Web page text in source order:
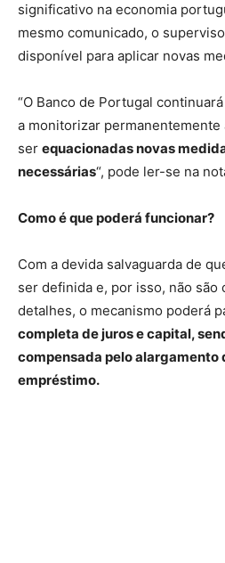
significativo na economia
mesmo comunicado, o
disponível para aplicar novas
“O Banco de Portugal continuará
a monitorizar permanentemente
ser equacionadas novas
necessárias“, pode ler-se na
Como é que poderá funcionar?
Com a devida salvaguarda de
ser definida e, por isso, não são
detalhes, o mecanismo poderá
completa de juros e capital,
compensada pelo alargamento
empréstimo.